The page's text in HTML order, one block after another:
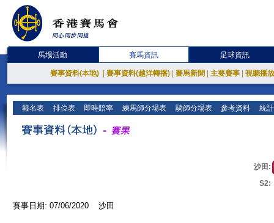
馬場活動 賽馬資訊 足球資訊
賽事資料(本地) 賽事資料(越洋轉播) 賽馬新聞 主要賽事 視聽播
報名表 排位表 即時賠率 練馬師分場表 騎師分場表 參考資料 統
沙田:
S2:
賽事日期: 07/06/2020 沙田